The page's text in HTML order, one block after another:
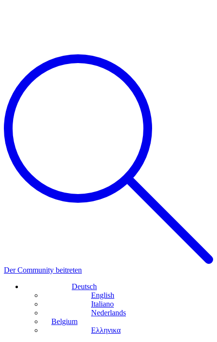
Der Community beitreten
Deutsch
English
Italiano
Nederlands
Belgium
Ελληνικα